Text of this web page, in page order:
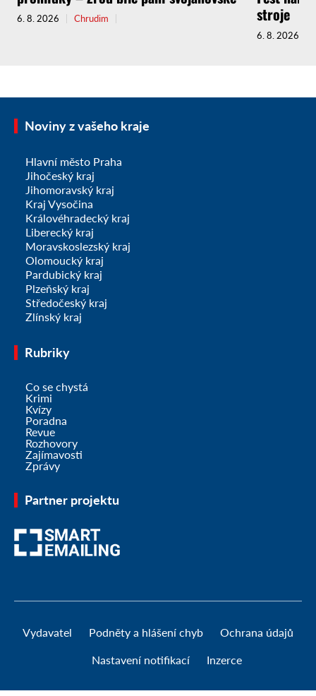
6. 8. 2026 Chrudim
stroje
6. 8. 2026
Noviny z vašeho kraje
Hlavní město Praha
Jihočeský kraj
Jihomoravský kraj
Kraj Vysočina
Královéhradecký kraj
Liberecký kraj
Moravskoslezský kraj
Olomoucký kraj
Pardubický kraj
Plzeňský kraj
Středočeský kraj
Zlínský kraj
Rubriky
Co se chystá
Krimi
Kvízy
Poradna
Revue
Rozhovory
Zajímavosti
Zprávy
Partner projektu
Vydavatel Podněty a hlášení chyb Ochrana údajů
Nastavení notifikací Inzerce